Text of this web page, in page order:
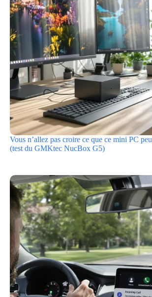
Vous n’allez pas croire ce que ce mini PC
(test du GMKtec NucBox G5)